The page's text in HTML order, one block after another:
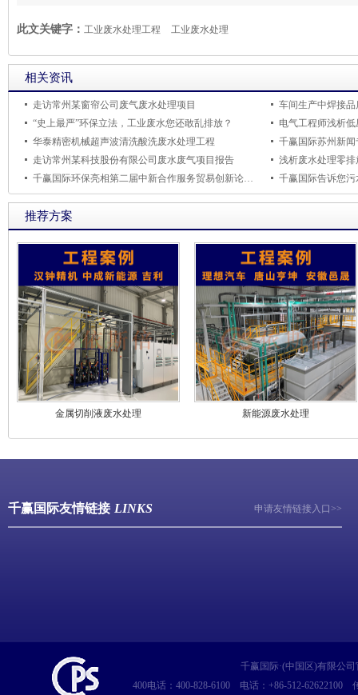
此文关键字： 工业废水处理工程 工业废水处理
相关资讯
走访常州某窗帘公司废气废水处理项目
车间生产中焊接
“史上最严”环保立法，工业废水您还敢乱排放？
电气工程师浅析
华泰精密机械超声波清洗酸洗废水处理工程
千赢国际苏州新闻
走访常州某科技股份有限公司废水废气项目报告
浅析废水处理零
千赢国际环保亮相第二届中新合作服务贸易创新论坛暨首届金鸡湖现代服务业峰会
推荐方案
金属切削液废水处理 新能源废水处理
千赢国际友情链接 LINKS 申请友情链接入口>>
千赢国际·(中国区)有限公
400电话：400-828-6100
电话：+86-512-62622100